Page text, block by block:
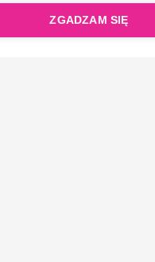
ZGADZAM SIĘ